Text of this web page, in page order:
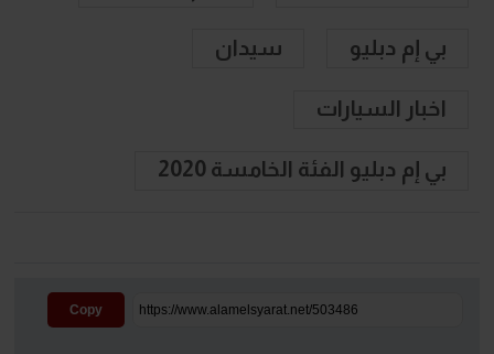
بي إم دبليو سيدان
اخبار السيارات
بي إم دبليو الفئة الخامسة 2020
Copy